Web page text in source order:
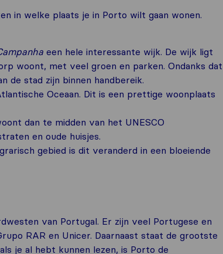
in welke plaats je in Porto wilt gaan wonen.
een hele interessante wijk. De wijk ligt
woont, met veel groen en parken. Ondanks
de stad zijn binnen handbereik.
Oceaan. Dit is een prettige woonplaats
dan te midden van het UNESCO
en oude huisjes.
gebied is dit veranderd in een bloeiende
van Portugal. Er zijn veel Portugese en
RAR en Unicer. Daarnaast staat de grootste
je al hebt kunnen lezen, is Porto de